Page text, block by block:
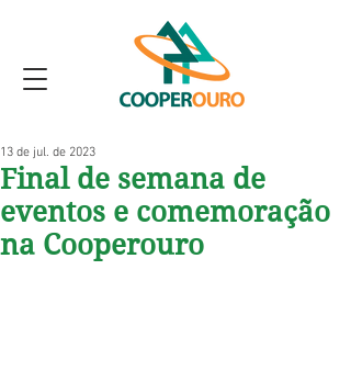
Final de semana de
eventos e comemoração
na Cooperouro
13 de jul. de 2023